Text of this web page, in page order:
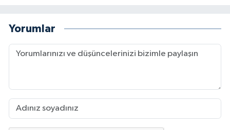
Yorumlar